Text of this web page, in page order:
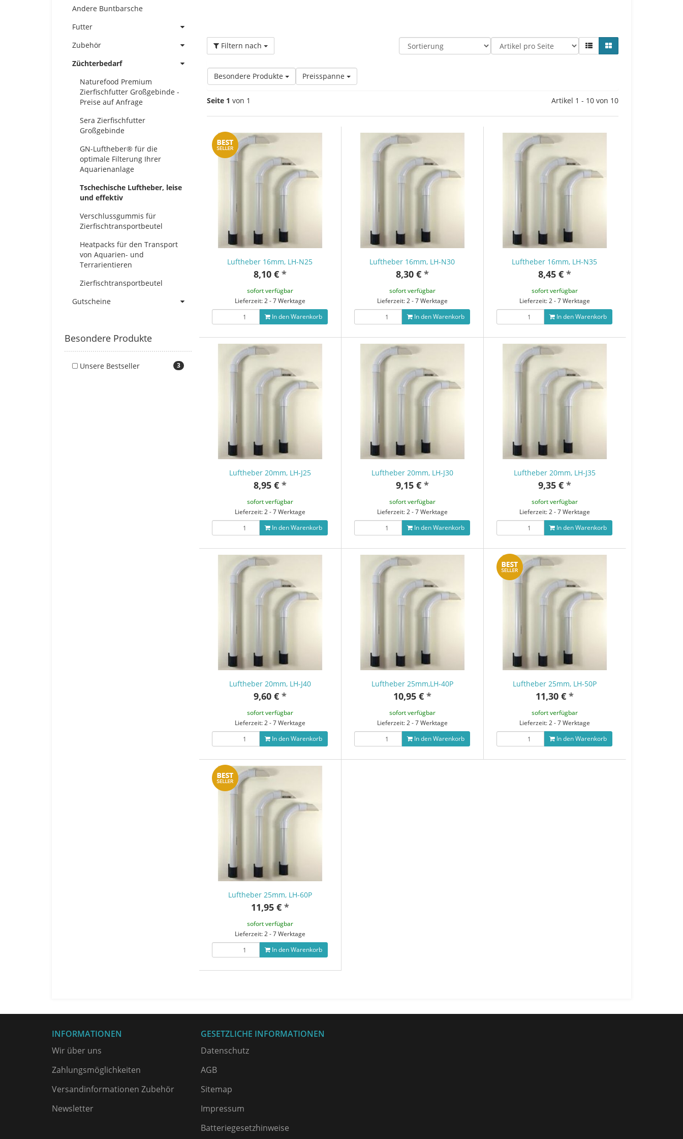
Filtern nach
Besondere Produkte Preisspanne
Seite 1 von 1 Artikel 1 - 10 von 10
Luftheber 16mm, LH-N25
8,10 € *
sofort verfügbar
Lieferzeit: 2 - 7 Werktage
In den Warenkorb
Luftheber 16mm, LH-N30
8,30 € *
sofort verfügbar
Lieferzeit: 2 - 7 Werktage
In den Warenkorb
Luftheber 16mm, LH-N35
8,45 € *
sofort verfügbar
Lieferzeit: 2 - 7 Werktage
In den Warenkorb
Luftheber 20mm, LH-J25
8,95 € *
sofort verfügbar
Lieferzeit: 2 - 7 Werktage
In den Warenkorb
Luftheber 20mm, LH-J30
9,15 € *
sofort verfügbar
Lieferzeit: 2 - 7 Werktage
In den Warenkorb
Luftheber 20mm, LH-J35
9,35 € *
sofort verfügbar
Lieferzeit: 2 - 7 Werktage
In den Warenkorb
Luftheber 20mm, LH-J40
9,60 € *
sofort verfügbar
Lieferzeit: 2 - 7 Werktage
In den Warenkorb
Luftheber 25mm,LH-40P
10,95 € *
sofort verfügbar
Lieferzeit: 2 - 7 Werktage
In den Warenkorb
Luftheber 25mm, LH-50P
11,30 € *
sofort verfügbar
Lieferzeit: 2 - 7 Werktage
In den Warenkorb
Luftheber 25mm, LH-60P
11,95 € *
sofort verfügbar
Lieferzeit: 2 - 7 Werktage
In den Warenkorb
Andere Buntbarsche
Futter
Zubehör
Züchterbedarf
Naturefood Premium
Zierfischfutter Großgebinde -
Preise auf Anfrage
Sera Zierfischfutter
Großgebinde
GN-Luftheber® für die
optimale Filterung Ihrer
Aquarienanlage
Tschechische Luftheber, leise
und effektiv
Verschlussgummis für
Zierfischtransportbeutel
Heatpacks für den Transport
von Aquarien- und
Terrarientieren
Zierfischtransportbeutel
Gutscheine
Besondere Produkte
3
Unsere Bestseller
INFORMATIONEN
Wir über uns
Zahlungsmöglichkeiten
Versandinformationen Zubehör
Newsletter
GESETZLICHE INFORMATIONEN
Datenschutz
AGB
Sitemap
Impressum
Batteriegesetzhinweise